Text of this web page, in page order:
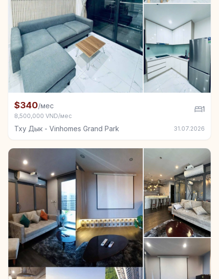
Квартира в аренду в Тху Дык - Vinhomes Grand
$340/мес
8,500,000 VND/мес
1
Тху Дык - Vinhomes Grand Park 31.07.2026